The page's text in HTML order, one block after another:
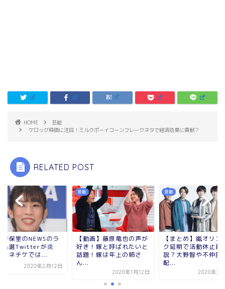
HOME
芸能
ケロッグ株価に注目！ミルクボーイコーンフレークネタで経済効果に貢献？
RELATED POST
沙保里のNEWSのラ
当選Twitterが炎
コネチケでは...
2020年2月12日
芸能
【動画】藤原竜也の声が
好き！嫁と呼ばれたいと
話題！嫁は年上の姉さ
ん...
2020年1月12日
芸能
【まとめ】嵐オリン
ク延期で活動休止延
説？大野智や不仲説
配...
2020年3